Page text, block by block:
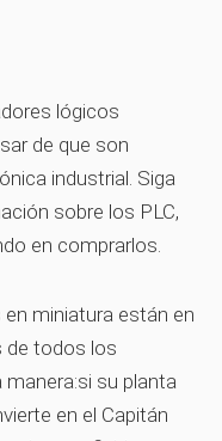
lógicos
de que son
industrial. Siga
sobre los PLC,
en comprarlos.
miniatura están en
de todos los
su planta
en el Capitán